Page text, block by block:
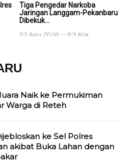
Tiga Pengedar Narkoba
Jaringan Langgam-Pekanbaru
Dibekuk...
07 Agu 2026 83 Klik
Naik ke Permukiman
Warga di Reteh
ke Sel Polres
akibat Buka Lahan dengan